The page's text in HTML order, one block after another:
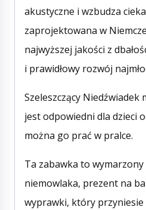
akustyczne i wzbudza
zaprojektowana w
najwyższej jakości z
i prawidłowy rozwój
Szeleszczący Niedźwiadek
jest odpowiedni dla dzieci
można go prać w pralce.
Ta zabawka to
niemowlaka, prezent na
wyprawki, który przyniesie